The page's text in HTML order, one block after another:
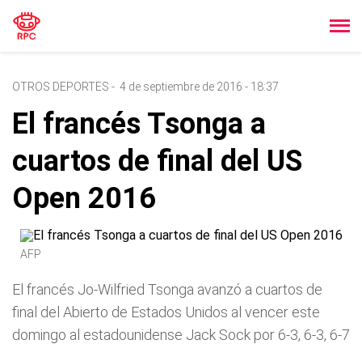
OTROS DEPORTES - 4 de septiembre de 2016 - 18:37
El francés Tsonga a
cuartos de final del US
Open 2016
AFP
El francés Jo-Wilfried Tsonga avanzó a cuartos de
final del Abierto de Estados Unidos al vencer este
domingo al estadounidense Jack Sock por 6-3, 6-3, 6-7